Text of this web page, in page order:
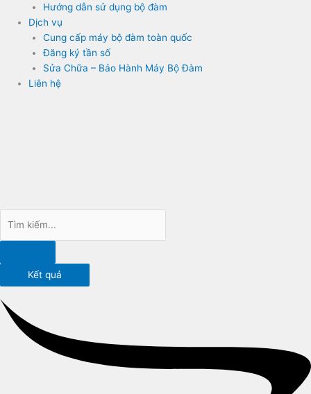
Hướng dẫn sử dụng bộ đàm
Dịch vụ
Cung cấp máy bộ đàm toàn quốc
Đăng ký tần số
Sửa Chữa – Bảo Hành Máy Bộ Đàm
Liên hệ
Kết quả